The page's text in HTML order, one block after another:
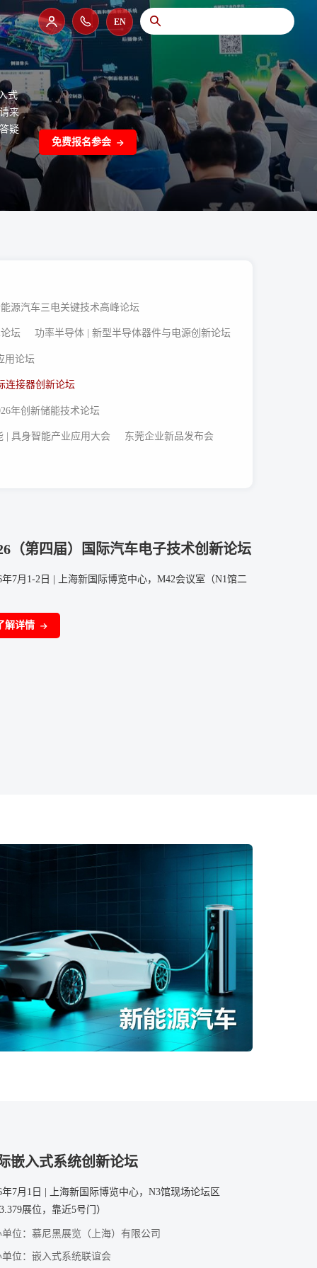
EN
式
来
疑
免费报名参会
源汽车三电关键技术高峰论坛
坛 功率半导体 | 新型半导体器件与电源创新论坛
用论坛
连接器创新论坛
年创新储能技术论坛
| 具身智能产业应用大会 东莞企业新品发布会
（第四届）国际汽车电子技术创新论坛
年7月1-2日 | 上海新国际博览中心，M42会议室（N1馆二
解详情
嵌入式系统创新论坛
年7月1日 | 上海新国际博览中心，N3馆现场论坛区
展位，靠近5号门）
单位：慕尼黑展览（上海）有限公司
单位：嵌入式系统联谊会